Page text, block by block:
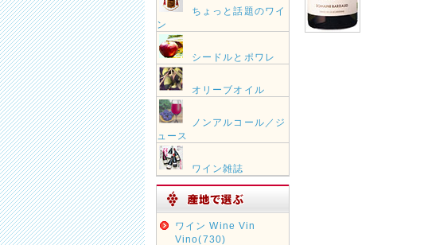
ちょっと話題のワイ
ン
シードルとポワレ
オリーブオイル
ノンアルコール／ジ
ュース
ワイン雑誌
ワイン Wine Vin
Vino(730)